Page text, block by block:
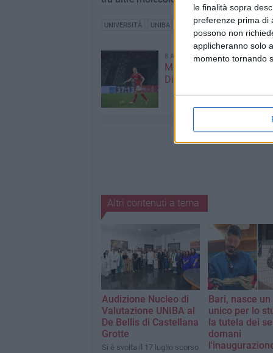
le finalità sopra
preferenze prima di
possono non
applicheranno solo
momento tornando
UNIVERSITÀ UNIBA
8 AGOSTO 2026
Mercato in uscita, anche
Dickmann lascia Bari
Altri contenuti a tema
Audizione Nucleo di
Valutazione UNIBA al
De Bellis di Castellana
Grotte
Si è svolta il 17 luglio scorso
Bari, nasce
unico per lo
la tutela dei
domani